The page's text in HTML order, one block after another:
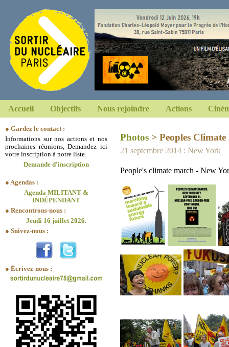
Accueil Objectifs Nous rejoindre Actions
● Gardez le contact :
Informations sur nos actions et nos
prochaines réunions, Demandez ici
votre inscription à notre liste.
Demande d'inscription
● Agendas :
Agenda MILITANT &
INDÉPENDANT
● Rencontrons-nous :
Jeudi 16 juillet 2026.
● Suivez-nous :
● Écrivez-nous :
Photos > Peoples
21 septembre 2014 : New York
People's climate march - New